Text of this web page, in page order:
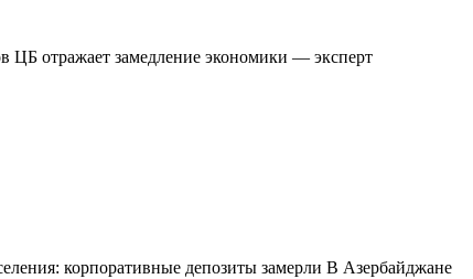
ЦБ отражает замедление экономики — эксперт
корпоративные депозиты замерли В Азербайджане